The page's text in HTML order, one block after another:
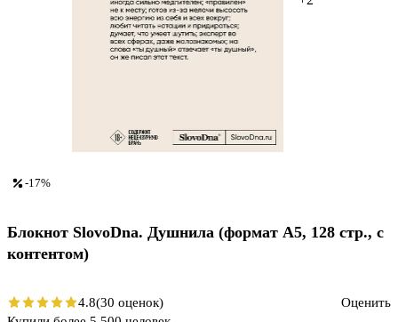
-17%
Блокнот SlovoDna. Душнила (формат А5, 128 стр., с
контентом)
4.8(30 оценок)
Оценить